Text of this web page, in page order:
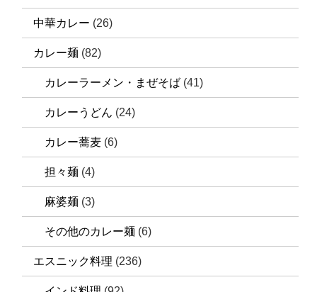
中華カレー (26)
カレー麺 (82)
カレーラーメン・まぜそば (41)
カレーうどん (24)
カレー蕎麦 (6)
担々麺 (4)
麻婆麺 (3)
その他のカレー麺 (6)
エスニック料理 (236)